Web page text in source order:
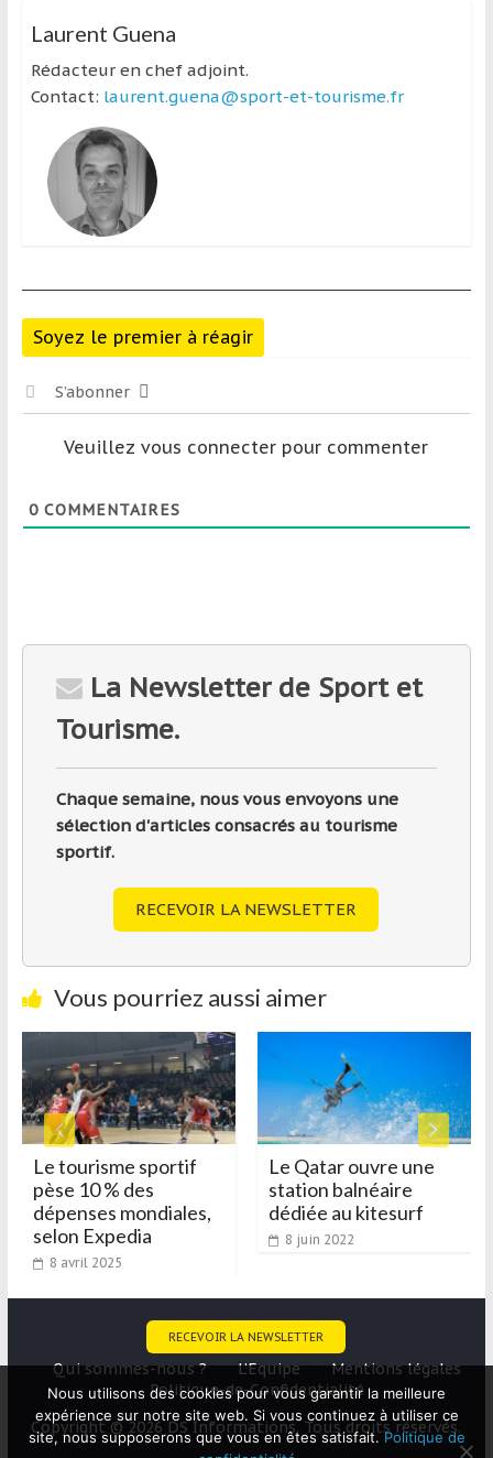
Laurent Guena
Rédacteur en chef adjoint.
Contact: laurent.guena@sport-et-tourisme.fr
Soyez le premier à réagir
S’abonner
Veuillez vous connecter pour commenter
0COMMENTAIRES
La Newsletter de Sport et
Tourisme.
Chaque semaine, nous vous envoyons une
sélection d'articles consacrés au tourisme
sportif.
RECEVOIR LA NEWSLETTER
Vous pourriez aussi aimer
Le tourisme sportif
pèse 10 % des
dépenses mondiales,
selon Expedia
8 avril 2025
Le Qatar ouvre une
station balnéaire
dédiée au kitesurf
8 juin 2022
RECEVOIR LA NEWSLETTER
Qui sommes-nous ? L’Equipe
Mentions légales
Politique-de-Confidentialité
Copyright © 2026 DS Informations. Tous droits réservés.
Nous utilisons des cookies pour vous garantir la meilleure
expérience sur notre site web. Si vous continuez à utiliser ce
site, nous supposerons que vous en êtes satisfait.Politique de